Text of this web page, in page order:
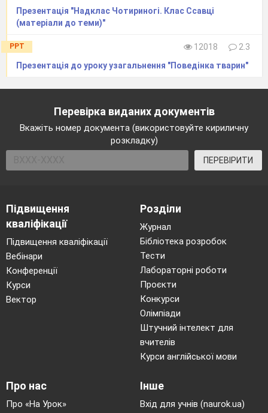
Презентація "Надклас Чотириногі. Клас Ссавці
(матеріали до теми)"
PPT 12018
2.3
Презентація до уроку узагальнення "Поведінка тварин"
Перевірка виданих документів
Вкажіть номер документа (використовуйте кириличну
розкладку)
ПЕРЕВІРИТИ
Підвищення
кваліфікації
Підвищення кваліфікації
Вебінари
Конференції
Курси
Вектор
Розділи
Журнал
Бібліотека розробок
Тести
Лабораторні роботи
Проєкти
Конкурси
Олімпіади
Штучний інтелект для
вчителів
Курси англійської мови
Про нас
Про «На Урок»
Інше
Вхід для учнів (naurok.ua)